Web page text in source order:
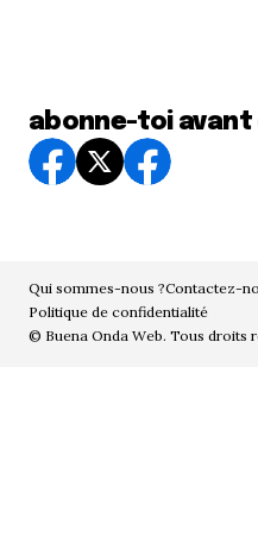
abonne-toi
Qui sommes-nous ?Contactez-
Politique de confidentialité
© Buena Onda Web. Tous droits